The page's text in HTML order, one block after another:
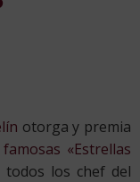
otorga y premia
«Estrellas
todos los chef del